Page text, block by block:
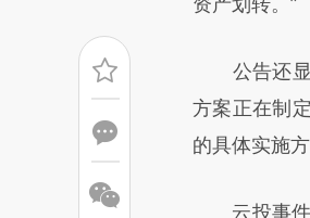
公告还显
方案正在制
的具体实施
云投事件